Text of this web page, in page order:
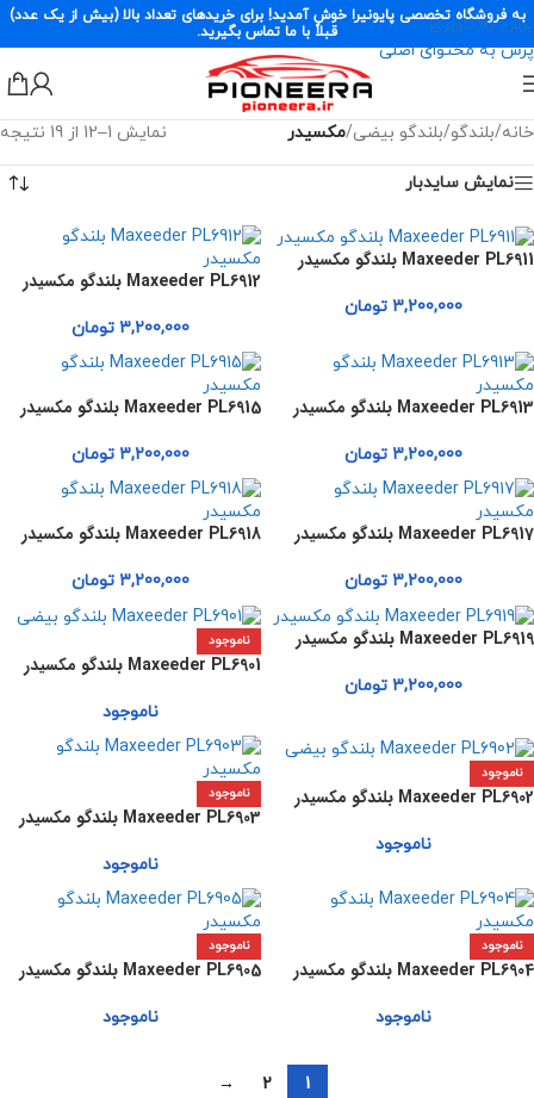
پرش به ناوبری
پرش به محتوای اصلی
به فروشگاه تخصصی پایونیرا خوش آمدید! برای خریدهای تعداد بالا (بیش از یک عدد)
قبلاً با ما تماس بگیرید.
خانه/بلندگو/بلندگو بیضی/مکسیدر نمایش 1–12 از 19 نتیجه
نمایش سایدبار
Maxeeder PL6911 بلندگو مکسیدر
3,200,000 تومان
Maxeeder PL6912 بلندگو مکسیدر
3,200,000 تومان
Maxeeder PL6913 بلندگو مکسیدر
3,200,000 تومان
Maxeeder PL6915 بلندگو مکسیدر
3,200,000 تومان
Maxeeder PL6917 بلندگو مکسیدر
3,200,000 تومان
Maxeeder PL6918 بلندگو مکسیدر
3,200,000 تومان
Maxeeder PL6919 بلندگو مکسیدر
3,200,000 تومان
ناموجود
Maxeeder PL6901 بلندگو مکسیدر
ناموجود
ناموجود
Maxeeder PL6902 بلندگو مکسیدر
ناموجود
ناموجود
Maxeeder PL6903 بلندگو مکسیدر
ناموجود
ناموجود
Maxeeder PL6904 بلندگو مکسیدر
ناموجود
ناموجود
Maxeeder PL6905 بلندگو مکسیدر
ناموجود
1
2
→